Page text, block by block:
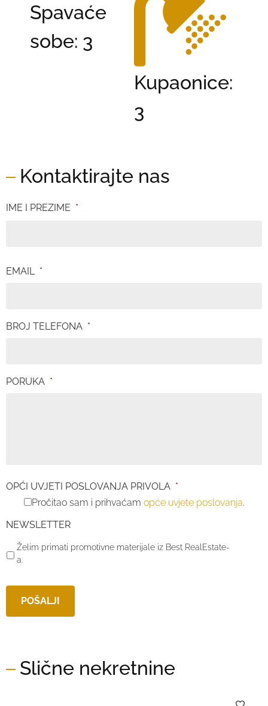
Spavaće
sobe: 3
Kupaonice:
3
Kontaktirajte nas
IME I PREZIME *
EMAIL *
BROJ TELEFONA *
PORUKA *
OPĆI UVJETI POSLOVANJA PRIVOLA *
Pročitao sam i prihvaćam opće uvjete poslovanja.
NEWSLETTER
Želim primati promotivne materijale iz Best RealEstate-
a.
Slične nekretnine